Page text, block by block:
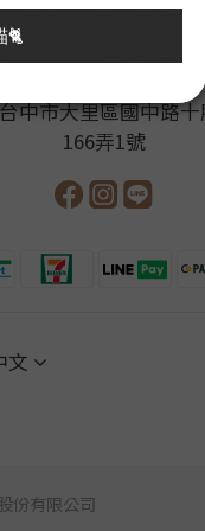
至週五( 國定假日除
服電話：04-
Email :
中市大里區國中路
166弄1號
文
份有限公司